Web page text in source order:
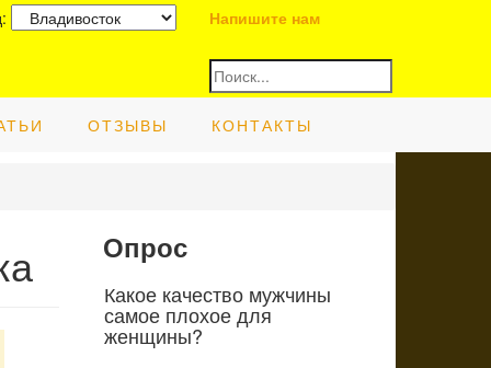
Напишите нам
ОТЗЫВЫ КОНТАКТЫ
Опрос
Какое качество мужчины
самое плохое для
женщины?